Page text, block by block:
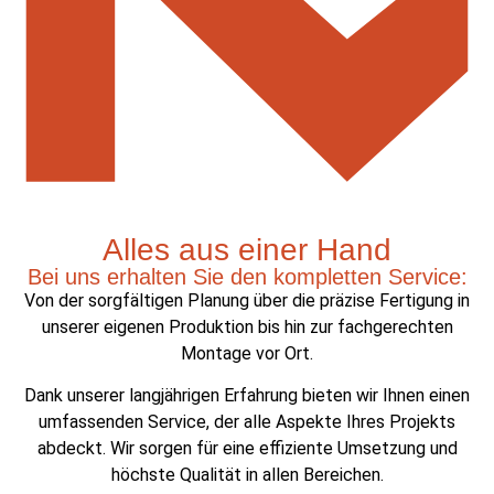
Alles aus einer Hand
Bei uns erhalten Sie den kompletten Service:
Von der sorgfältigen Planung über die präzise Fertigung in
unserer eigenen Produktion bis hin zur fachgerechten
Montage vor Ort.
Dank unserer langjährigen Erfahrung bieten wir Ihnen einen
umfassenden Service, der alle Aspekte Ihres Projekts
abdeckt. Wir sorgen für eine effiziente Umsetzung und
höchste Qualität in allen Bereichen.